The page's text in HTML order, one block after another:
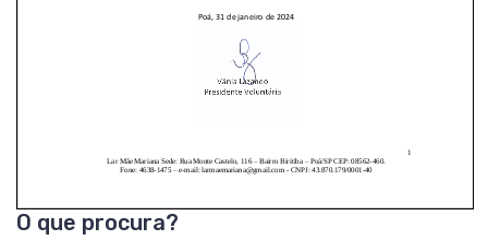
O que procura?